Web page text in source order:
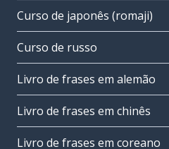
Curso de japonês (romaji)
Curso de russo
Livro de frases em alemão
Livro de frases em chinês
Livro de frases em coreano